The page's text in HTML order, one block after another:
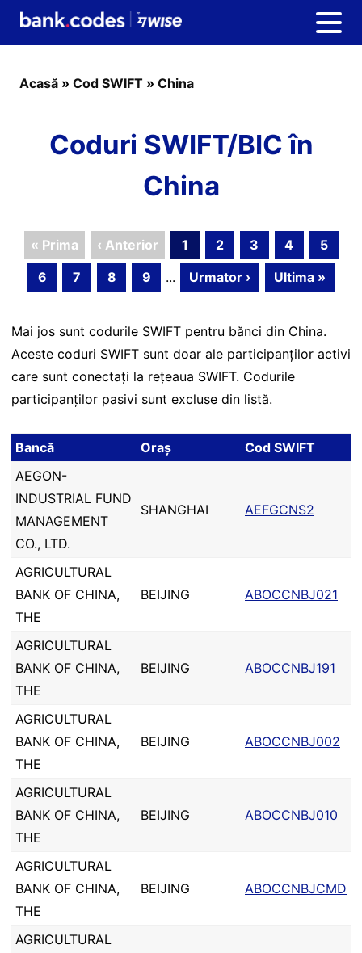
Acasă » Cod SWIFT » China
Coduri SWIFT/BIC în
China
« Prima ‹ Anterior 1 2 3 4
5
6
7 8 9 ... Urmator › Ultima »
Mai jos sunt codurile SWIFT pentru bănci din China.
Aceste coduri SWIFT sunt doar ale participanților activi
care sunt conectați la rețeaua SWIFT. Codurile
participanților pasivi sunt excluse din listă.
Bancă Oraș
Cod SWIFT
AEGON-
INDUSTRIAL FUND
MANAGEMENT
CO., LTD.
SHANGHAI AEFGCNS2
AGRICULTURAL
BANK OF CHINA,
THE
BEIJING ABOCCNBJ021
AGRICULTURAL
BANK OF CHINA,
THE
BEIJING ABOCCNBJ191
AGRICULTURAL
BANK OF CHINA,
THE
BEIJING ABOCCNBJ002
AGRICULTURAL
BANK OF CHINA,
THE
BEIJING ABOCCNBJ010
AGRICULTURAL
BANK OF CHINA,
THE
BEIJING ABOCCNBJCMD
AGRICULTURAL